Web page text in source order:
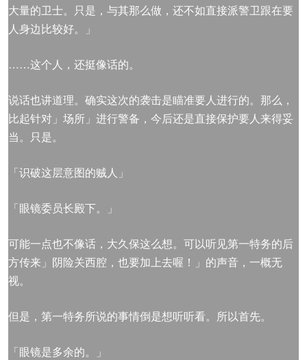
大量的卫士。只是，与其那么做，还不如直接派警卫跟在要
人身边比较好。」
……这个人，还挺像话的。
说话也讲道理。确实这次的袭击是瞄准要人进行的。那么，
比起针对」场所」进行警备，今后还是直接保护要人来得妥
当。只是。
「识破这层意图的贼人」
「眼镜委员长殿下。」
可能一点也不像话，大久保这么想。可以听见第一特务的后
方传来」阴险关西腔，也要加上去喔！」的声音，一概无
视。
但是，第一特务所说的事情倒是想听听看。所以首先。
「眼镜是多余的。」